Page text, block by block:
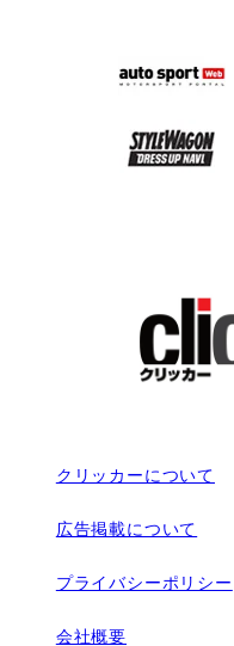
クリッカーについて
広告掲載について
プライバシーポリシー
会社概要